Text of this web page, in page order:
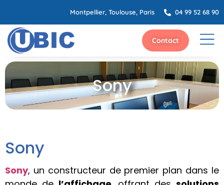
Montpellier, Toulouse, Paris 04 99 52 68 90
Contact
Sony
Sony
Sony, un constructeur de premier plan dans le